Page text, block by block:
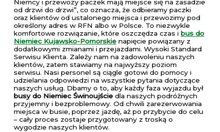
Niemcy i przewozy paczek mają miejsce się na zasadzie
od drzwi do drzwi”, co oznacza, że odbieramy paczki
oraz klientów od ustalonego miejsca i przewozimy pod
określony adres w RFN albo w Polsce. To niezwykle
komfortowe rozwiązanie, które oszczędza czas i bus do
Niemiec Kujawsko-Pomorskie napięcie powiązany z
dodatkowymi zmianami i przejazdami. Wysoki Standard
Serwisu Klienta. Zależy nam na zadowoleniu naszych
klientów, zatem stawiamy na najwyższy poziom
serwisu. Nasi personel są ciągle gotowi do pomocy i
udzielania odpowiedzi na wszystkie pytania dotyczące
naszych usług. Dbamy o to, aby każdy faza wyjazdu był
busy do Niemiec Świnoujście dla naszych podróżnych
przyjemny i bezproblemowy. Od chwili zarezerwowania
miejsca w busie, poprzez jazdę, aż po przybycie do celu
– cały proces zostaje przygotowany z troską o
wygodzie naszych klientów.